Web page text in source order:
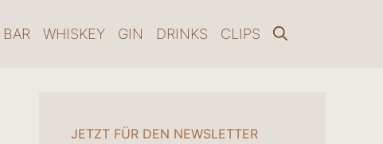
BAR WHISKEY GIN DRINKS CLIPS
JETZT FÜR DEN NEWSLETTER